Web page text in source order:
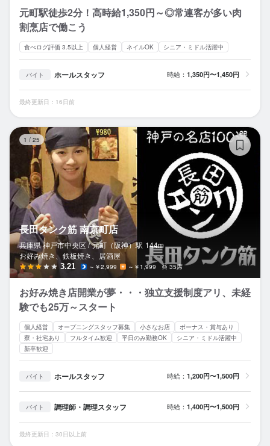
元町駅徒歩2分！高時給1,350円～◎常連客が多い肉
割烹店で働こう
食べログ評価 3.5以上 個人経営 ネイルOK シニア・ミドル活躍中
バイト ホールスタッフ 時給： 1,350円〜1,450円
最終更新日：16日前
1 / 25
長田タンク筋 南京町店
兵庫県 神戸市中央区 / 元町（阪神）駅 144m
お好み焼き、鉄板焼き、居酒屋
3.21 ～￥2,999 ～￥1,999 35席
お好み焼き店開業が夢・・・独立支援制度アリ、未経
験でも25万～スタート
個人経営 オープニングスタッフ募集 小さなお店
ボーナス・賞与あり
寮・社宅あり
フルタイム歓迎 平日のみ勤務OK
シニア・ミドル活躍中
新卒歓迎
バイト ホールスタッフ 時給： 1,200円〜1,500円
バイト 調理師・調理スタッフ 時給： 1,400円〜1,500円
最終更新日：30日以上前